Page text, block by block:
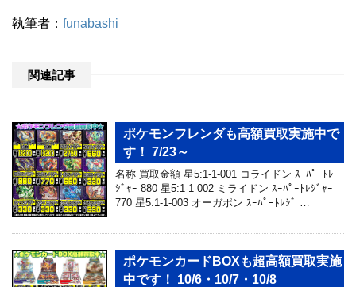
執筆者： funabashi
関連記事
ポケモンフレンダも高額買取実施中で
す！ 7/23～
名称 買取金額 星5:1-1-001 コライドン ｽｰﾊﾟｰﾄﾚ
ｼﾞｬｰ 880 星5:1-1-002 ミライドン ｽｰﾊﾟｰﾄﾚｼﾞｬｰ
770 星5:1-1-003 オーガポン ｽｰﾊﾟｰﾄﾚｼﾞ …
ポケモンカードBOXも超高額買取実施
中です！ 10/6・10/7・10/8